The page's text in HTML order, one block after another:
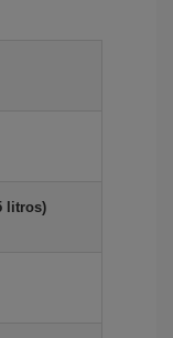
litros)